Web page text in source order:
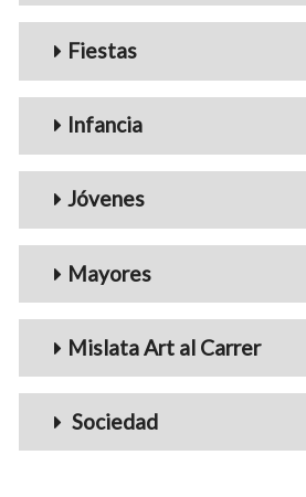
Fiestas
Infancia
Jóvenes
Mayores
Mislata Art al Carrer
Sociedad